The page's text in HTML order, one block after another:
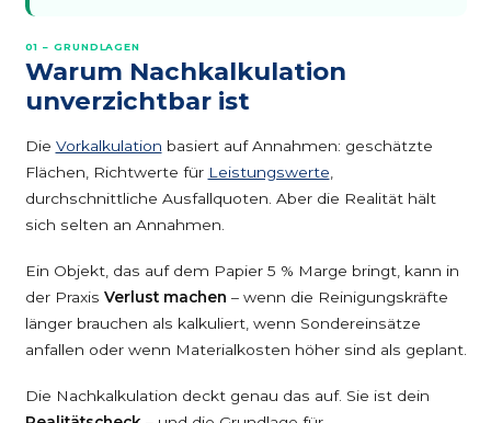
01 – GRUNDLAGEN
Warum Nachkalkulation
unverzichtbar ist
Die Vorkalkulation basiert auf Annahmen: geschätzte
Flächen, Richtwerte für Leistungswerte
durchschnittliche Ausfallquoten. Aber die Realität hält
sich selten an Annahmen.
Ein Objekt, das auf dem Papier 5 % Marge bringt, kann in
der Praxis Verlust machen – wenn die Reinigungskräfte
länger brauchen als kalkuliert, wenn Sondereinsätze
anfallen oder wenn Materialkosten höher sind als geplant.
Die Nachkalkulation deckt genau das auf. Sie ist dein